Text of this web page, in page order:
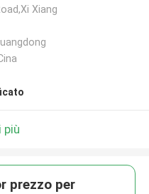
Xiang
più
prezzo per